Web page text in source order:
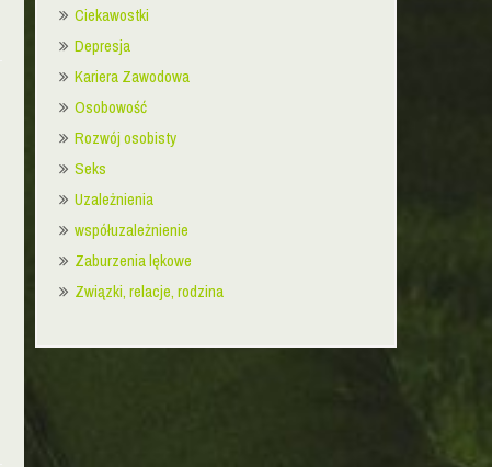
Ciekawostki
Depresja
Kariera Zawodowa
Osobowość
Rozwój osobisty
Seks
Uzależnienia
współuzależnienie
Zaburzenia lękowe
Związki, relacje, rodzina